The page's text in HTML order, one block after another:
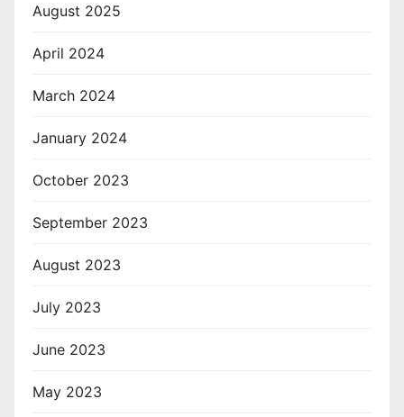
August 2025
April 2024
March 2024
January 2024
October 2023
September 2023
August 2023
July 2023
June 2023
May 2023